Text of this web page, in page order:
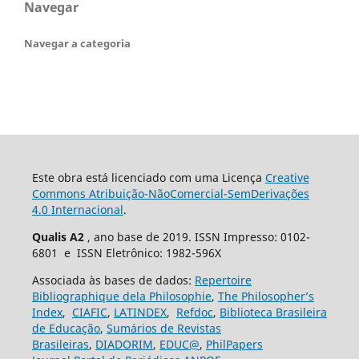
Navegar
Navegar a categoria
Este obra está licenciado com uma Licença Creative
Commons Atribuição-NãoComercial-SemDerivações
4.0 Internacional.
Qualis A2 , ano base de 2019. ISSN Impresso: 0102-
6801 e ISSN Eletrônico: 1982-596X
Associada às bases de dados: Repertoire
Bibliographique dela Philosophie, The Philosopher’s
Index, CIAFIC, LATINDEX, Refdoc, Biblioteca Brasileira
de Educação, Sumários de Revistas
Brasileiras, DIADORIM, EDUC@, PhilPapers